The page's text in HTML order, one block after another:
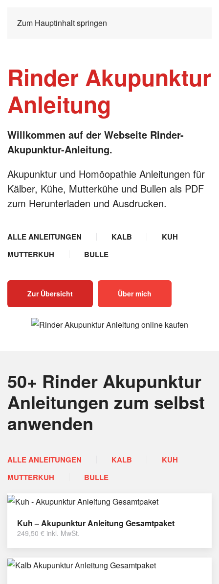
Zum Hauptinhalt springen
Rinder Akupunktur
Anleitung
Willkommen auf der Webseite Rinder-
Akupunktur-Anleitung.
Akupunktur und Homöopathie Anleitungen für
Kälber, Kühe, Mutterkühe und Bullen als PDF
zum Herunterladen und Ausdrucken.
ALLE ANLEITUNGEN KALB
KUH
MUTTERKUH
BULLE
Zur Übersicht Über mich
50+ Rinder Akupunktur
Anleitungen zum selbst
anwenden
ALLE ANLEITUNGEN KALB
KUH
MUTTERKUH
BULLE
Kuh – Akupunktur Anleitung Gesamtpaket
249,50 € inkl. MwSt.